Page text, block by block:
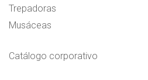
Trepadoras
Musáceas
Catálogo corporativo